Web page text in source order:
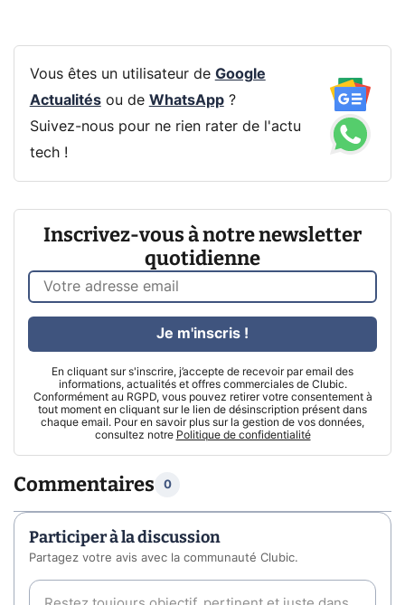
Vous êtes un utilisateur de Google
Actualitésou de WhatsApp?
Suivez-nous pour ne rien rater de l'actu
tech !
Inscrivez-vous à notre newsletter
quotidienne
En cliquant sur s'inscrire, j’accepte de recevoir par email des
informations, actualités et offres commerciales de Clubic.
Conformément au RGPD, vous pouvez retirer votre consentement à
tout moment en cliquant sur le lien de désinscription présent dans
chaque email. Pour en savoir plus sur la gestion de vos données,
consultez notre Politique de confidentialité
Je m'inscris !
Commentaires 0
Participer à la discussion
Partagez votre avis avec la communauté Clubic.